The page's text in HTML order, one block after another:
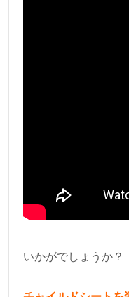
いかがでしょうか？